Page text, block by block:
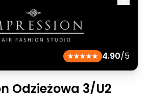
4.90/5
Odzieżowa 3/U2